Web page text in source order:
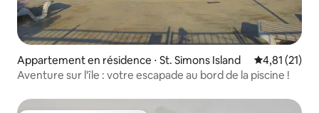
Appartement en résidence ⋅ St. Simons Island Évaluation
4,81 (21)
Aventure sur l'île : votre escapade au bord de la piscine !